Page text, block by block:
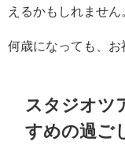
えるかもしれません
何歳になっても、お
スタジオツ
すめの過ご